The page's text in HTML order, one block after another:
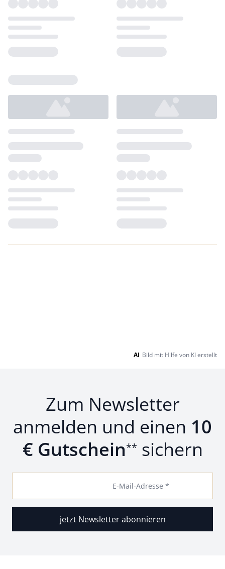
AI Bild mit Hilfe von KI erstellt
Zum Newsletter
anmelden und einen 10
€ Gutschein** sichern
E-Mail-Adresse *
jetzt Newsletter abonnieren